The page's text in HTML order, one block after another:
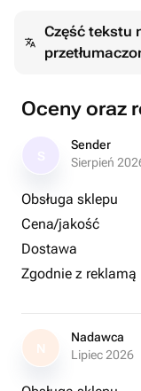
Część tekstu
Oceny oraz
Sender
Sierpień
Obsługa sklepu
Cena/jakość
Dostawa
Zgodnie z reklamą
N
Nadawca
Lipiec 2026